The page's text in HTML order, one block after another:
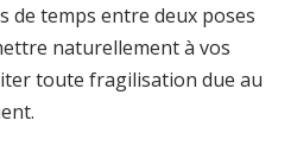
de temps entre deux poses
naturellement à vos
toute fragilisation due au